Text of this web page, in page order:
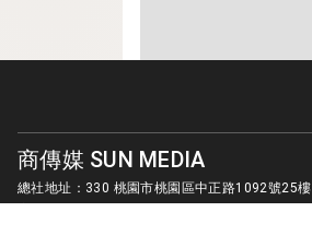
商傳媒 SUN MEDIA
總社地址：330 桃園市桃園區中正路1092號25樓